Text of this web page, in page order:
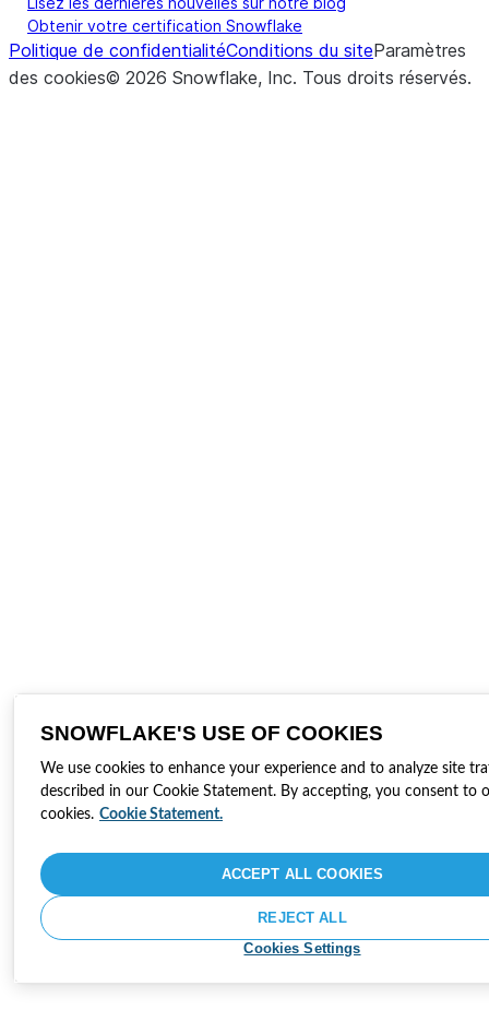
Obtenir votre certification Snowflake
Politique de confidentialitéConditions du siteParamètres
des cookies© 2026 Snowflake, Inc. Tous droits réservés.
SNOWFLAKE'S USE OF COOKIES
We use cookies to enhance your experience and to analyze site
described in our Cookie Statement. By accepting, you consent to
cookies. Cookie Statement.
Cookies Settings
REJECT ALL
ACCEPT ALL COOKIES